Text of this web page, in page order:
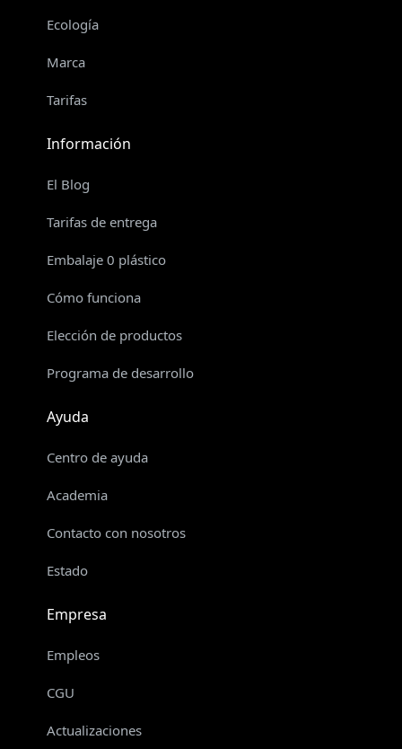
Ecología
Marca
Tarifas
Información
El Blog
Tarifas de entrega
Embalaje 0 plástico
Cómo funciona
Elección de productos
Programa de desarrollo
Ayuda
Centro de ayuda
Academia
Contacto con nosotros
Estado
Empresa
Empleos
CGU
Actualizaciones